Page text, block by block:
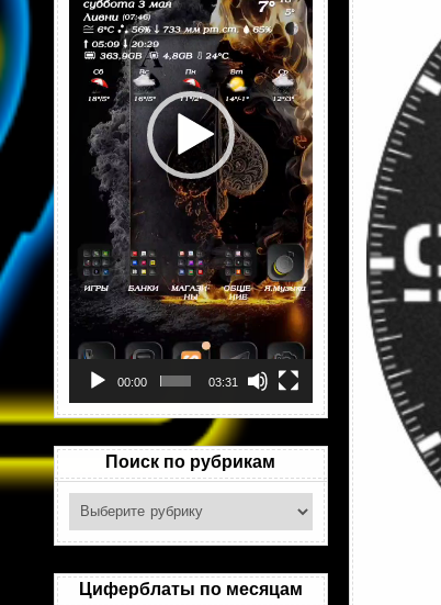
00:00 03:31
Поиск по рубрикам
Поиск
рубрикам
Циферблаты по месяцам